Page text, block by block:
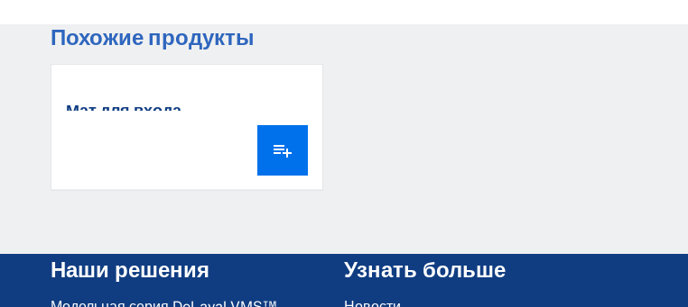
Похожие продукты
Мат для входа
Наши решения Узнать больше